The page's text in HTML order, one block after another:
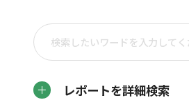
レポートを詳細検索